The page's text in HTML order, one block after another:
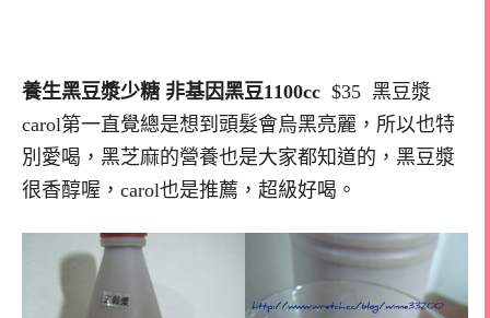
養生黑豆漿少糖 非基因黑豆1100cc $35 黑豆漿
carol第一直覺總是想到頭髮會烏黑亮麗，所以也特
別愛喝，黑芝麻的營養也是大家都知道的，黑豆漿
很香醇喔，carol也是推薦，超級好喝。